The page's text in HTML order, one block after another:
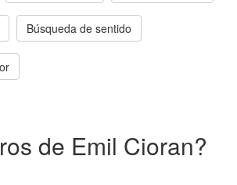
Búsqueda de sentido
de Emil Cioran?